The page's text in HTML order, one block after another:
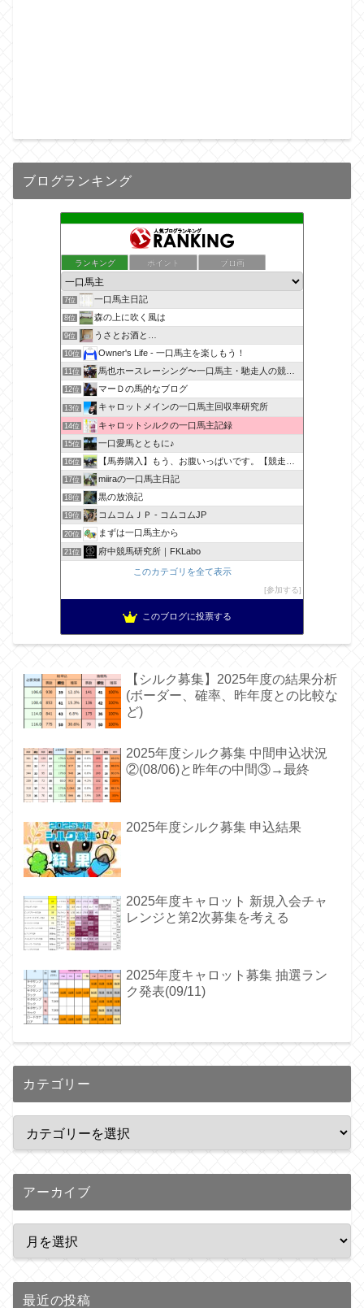
ブログランキング
ランキング ポイント ブロ画
7位 一口馬主日記
8位 森の上に吹く風は
9位 うさとお酒と…
10位 Owner's Life - 一口馬主を楽しもう！
11位 馬也ホースレーシング〜一口馬主・馳走人の競馬備忘録〜
12位 マーＤの馬的なブログ
13位 キャロットメインの一口馬主回収率研究所
14位 キャロットシルクの一口馬主記録
15位 一口愛馬とともに♪
16位 【馬券購入】もう、お腹いっぱいです。【競走馬出資】
17位 miiraの一口馬主日記
18位 黒の放浪記
19位 コムコムＪＰ - コムコムJP
20位 まずは一口馬主から
21位 府中競馬研究所｜FKLabo
このカテゴリを全て表示
参加する
このブログに投票する
【シルク募集】2025年度の結果分析
(ボーダー、確率、昨年度との比較な
ど)
2025年度シルク募集 中間申込状況
②(08/06)と昨年の中間③→最終
2025年度シルク募集 申込結果
2025年度キャロット 新規入会チャ
レンジと第2次募集を考える
2025年度キャロット募集 抽選ラン
ク発表(09/11)
カテゴリー
アーカイブ
最近の投稿